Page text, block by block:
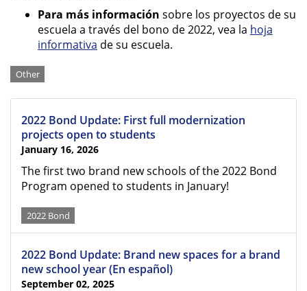
Para más información sobre los proyectos de su
escuela a través del bono de 2022, vea la hoja
informativa de su escuela.
Categories
Other
2022 Bond Update: First full modernization
projects open to students
January 16, 2026
The first two brand new schools of the 2022 Bond
Program opened to students in January!
2022 Bond
2022 Bond Update: Brand new spaces for a brand
new school year (En español)
September 02, 2025